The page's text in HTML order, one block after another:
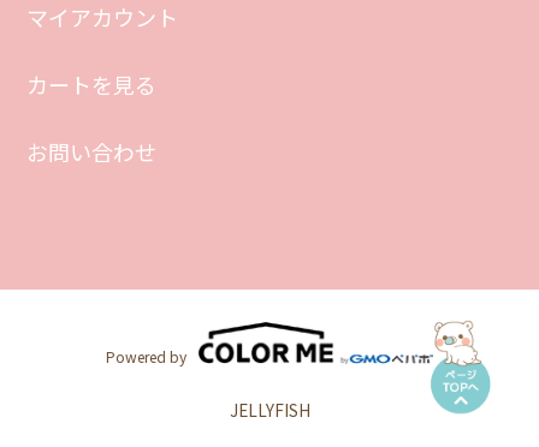
マイアカウント
カートを見る
お問い合わせ
JELLYFISH
Powered by